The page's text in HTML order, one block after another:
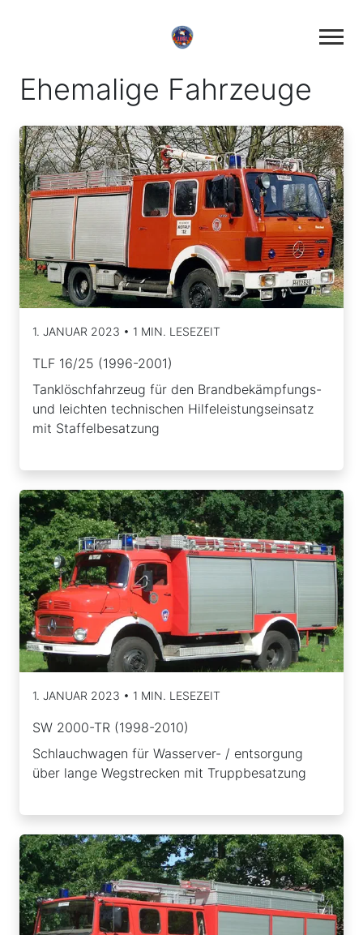
Ehemalige Fahrzeuge
1. JANUAR 2023 • 1 MIN. LESEZEIT
TLF 16/25 (1996-2001)
Tanklöschfahrzeug für den Brandbekämpfungs-
und leichten technischen Hilfeleistungseinsatz
mit Staffelbesatzung
1. JANUAR 2023 • 1 MIN. LESEZEIT
SW 2000-TR (1998-2010)
Schlauchwagen für Wasserver- / entsorgung
über lange Wegstrecken mit Truppbesatzung